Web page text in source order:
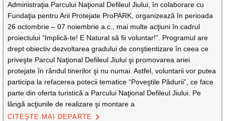
Administraţia Parcului Naţional Defileul Jiului, în colaborare cu
Fundaţia pentru Arii Protejate ProPARK, organizează în perioada
26 octombrie – 07 noiembrie a.c., mai multe acţiuni în cadrul
proiectului “Implică-te! E Natural să fii voluntar!”. Programul are
drept obiectiv dezvoltarea gradului de conştientizare în ceea ce
priveşte Parcul Naţional Defileul Jiului şi promovarea ariei
protejate în rândul tinerilor şi nu numai. Astfel, voluntarii vor putea
participa la refacerea potecii tematice “Poveştile Pădurii”, ce face
parte din oferta turistică a Parcului Naţional Defileul Jiului. Pe
lângă acţiunile de realizare şi montare a
CITEȘTE MAI DEPARTE